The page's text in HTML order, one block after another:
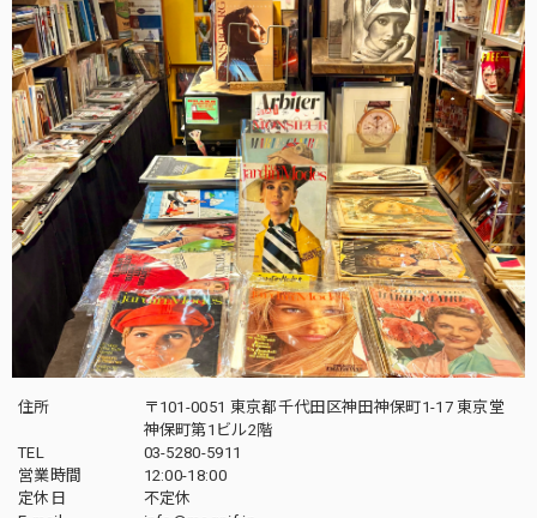
住所
〒101-0051 東京都千代田区神田神保町1-17 東京堂
神保町第1ビル2階
TEL
03-5280-5911
営業時間
12:00-18:00
定休日
不定休